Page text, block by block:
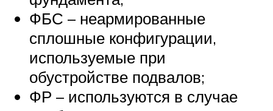
ФБС – неармированные
сплошные конфигурации,
используемые при
обустройстве подвалов;
ФР – используются в случае